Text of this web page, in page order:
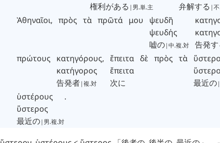
権利がある |男.単.主
弁解する |
Ἀθηναῖοι, πρὸς τὰ πρῶτά μου
ψευδῆ
ψευδής
嘘の|中.複.対
告発
πρώτους
κατηγόρους
κατήγορος
告発者|複.対
, ἔπειτα
ἔπειτα
次に
δὲ πρὸς τὰ
最近の
ὑστέρους
ὕστερος
最近の|男.複.対
.